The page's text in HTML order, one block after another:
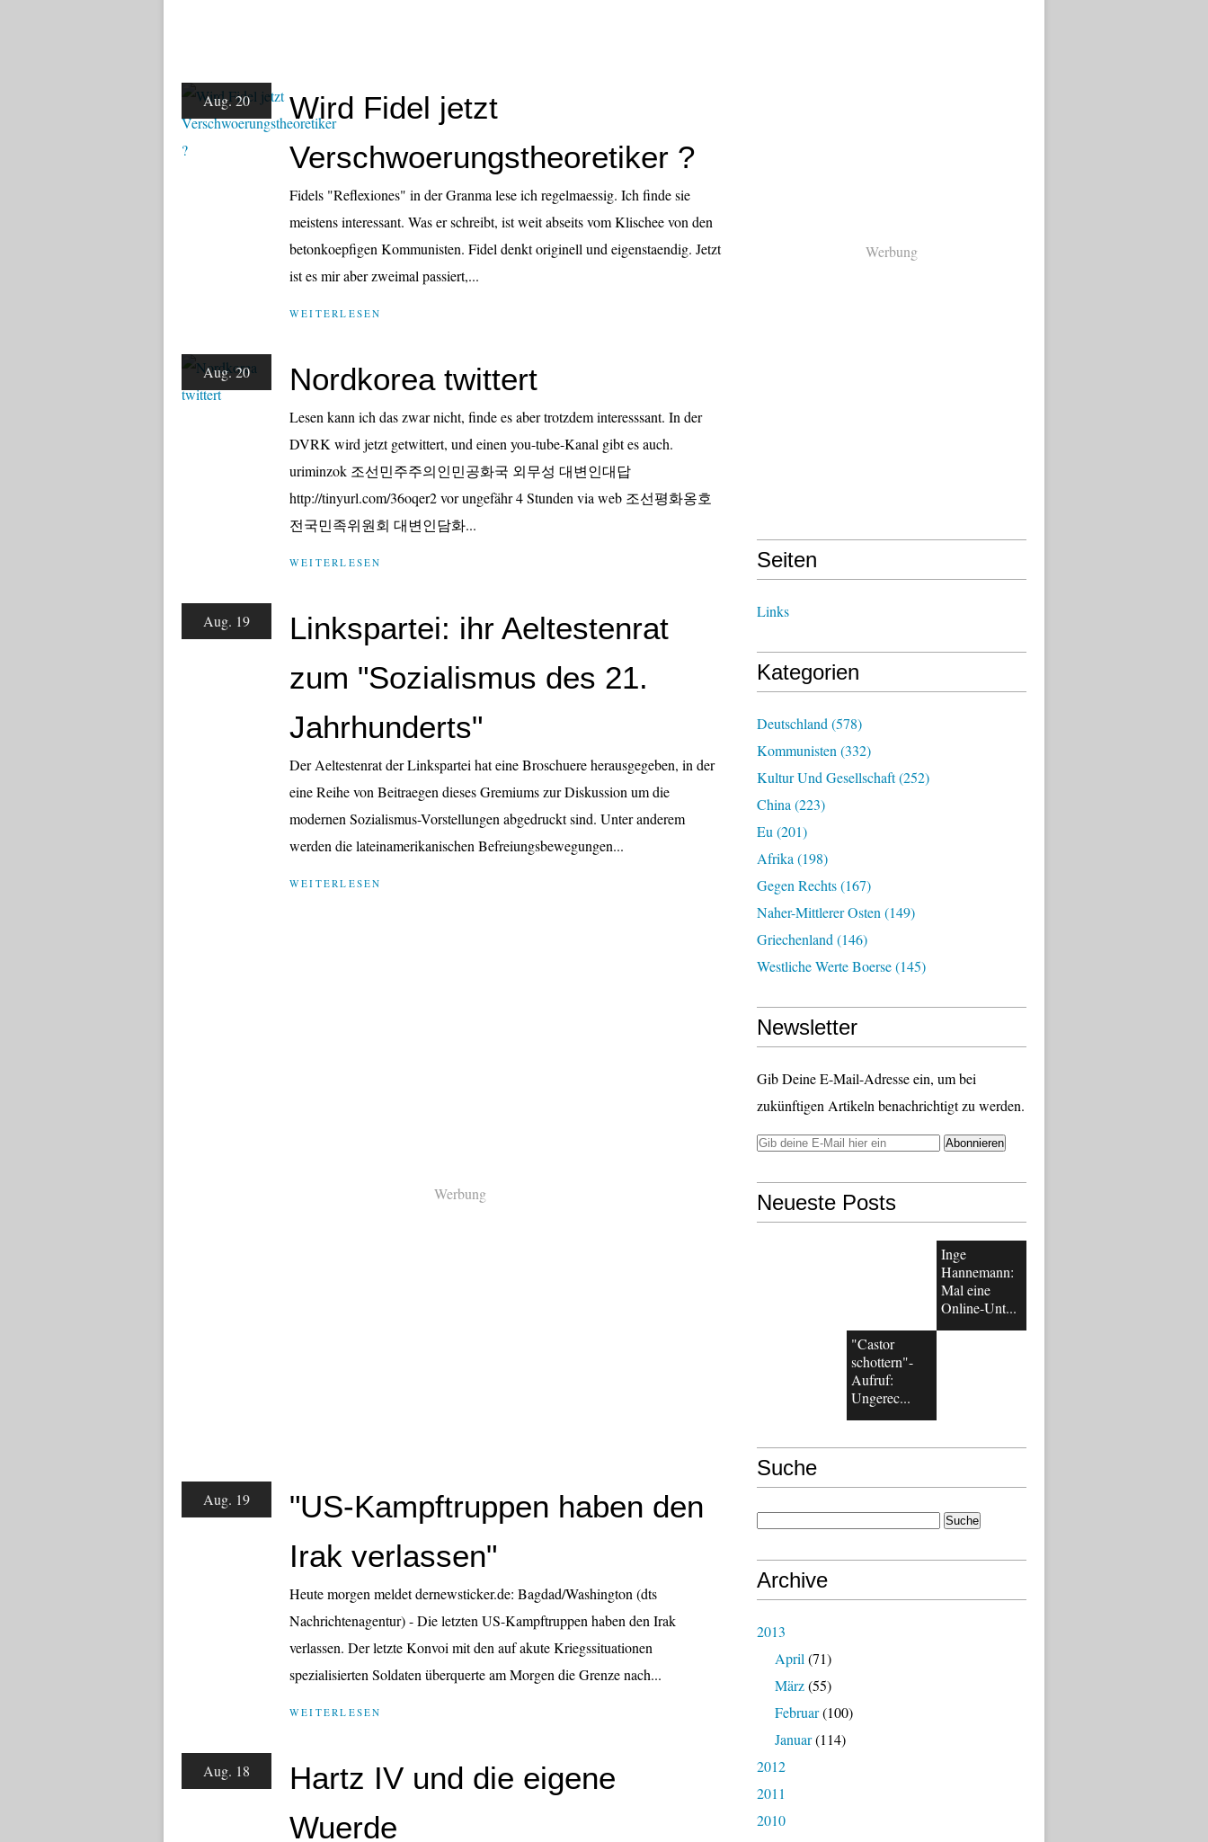
Aug. 20
Wird Fidel jetzt
Verschwoerungstheoretiker ?
Fidels "Reflexiones" in der Granma lese ich regelmaessig. Ich finde sie
meistens interessant. Was er schreibt, ist weit abseits vom Klischee von den
betonkoepfigen Kommunisten. Fidel denkt originell und eigenstaendig. Jetzt
ist es mir aber zweimal passiert,...
WEITERLESEN
Aug. 20 Nordkorea twittert
Lesen kann ich das zwar nicht, finde es aber trotzdem interesssant. In der
DVRK wird jetzt getwittert, und einen you-tube-Kanal gibt es auch.
uriminzok 조선민주주의인민공화국 외무성 대변인대답
http://tinyurl.com/36oqer2 vor ungefähr 4 Stunden via web 조선평화옹호
전국민족위원회 대변인담화...
WEITERLESEN
Aug. 19
Linkspartei: ihr Aeltestenrat
zum "Sozialismus des 21.
Jahrhunderts"
Der Aeltestenrat der Linkspartei hat eine Broschuere herausgegeben, in der
eine Reihe von Beitraegen dieses Gremiums zur Diskussion um die
modernen Sozialismus-Vorstellungen abgedruckt sind. Unter anderem
werden die lateinamerikanischen Befreiungsbewegungen...
WEITERLESEN
Werbung
Aug. 19
"US-Kampftruppen haben den
Irak verlassen"
Heute morgen meldet dernewsticker.de: Bagdad/Washington (dts
Nachrichtenagentur) - Die letzten US-Kampftruppen haben den Irak
verlassen. Der letzte Konvoi mit den auf akute Kriegssituationen
spezialisierten Soldaten überquerte am Morgen die Grenze nach...
WEITERLESEN
Aug. 18
Hartz IV und die eigene
Wuerde
Werbung
Seiten
Links
Kategorien
Deutschland (578)
Kommunisten (332)
Kultur Und Gesellschaft(252)
China (223)
Eu (201)
Afrika (198)
Gegen Rechts(167)
Naher-Mittlerer Osten (149)
Griechenland (146)
Westliche Werte Boerse(145)
Newsletter
Gib Deine E-Mail-Adresse ein, um bei
zukünftigen Artikeln benachrichtigt zu werden.
Neueste Posts
Inge
Hannemann:
Mal eine
Online-Unt...
"Castor
schottern"-
Aufruf:
Ungerec...
Suche
Archive
2013
April (71)
März(55)
Februar(100)
Januar(114)
2012
2011
2010